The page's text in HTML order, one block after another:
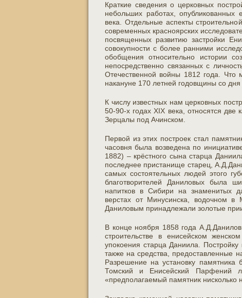
Краткие сведения о церковных
небольших работах,
века. Отдельные аспекты
современных красноярских
посвященных развитию застройки
совокупности с более ранними
обобщения относительно истории
непосредственно связанных с
Отечественной войны 1812 года.
накануне 170 летней годовщины со дня
К числу известных нам церковных
50-90-х годах XIX века, относятся
Зерцалы под Ачинском.
Первой из этих построек стал
часовня была возведена по
1882) – крёстного сына старца
последнее пристанище старец,
самых состоятельных людей этого
благотворителей Даниловых была
напитков в Сибири на знаменитых
верстах от Минусинска, водочном в
Даниловым принадлежали золотые
В конце ноября 1858 года
строительстве в енисейском
упокоения старца Даниила.
также на средства, предоставленные
Разрешение на установку
Томский и Енисейский Парфений
«предполагаемый памятник нисколько